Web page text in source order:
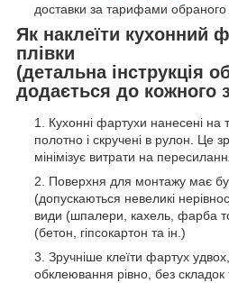
доставки за тарифами обраного
Як наклеїти кухонний
плівки
(детальна інструкція
додається до кожного
Кухонні фартухи нанесені на
полотно і скручені в рулон. Це
мінімізує витрати на
Поверхня для монтажу має
(допускаються невеликі
види (шпалери, кахель, фарба
(бетон, гіпсокартон та ін.)
Зручніше клеїти фартух
обклеювання рівно, без складок